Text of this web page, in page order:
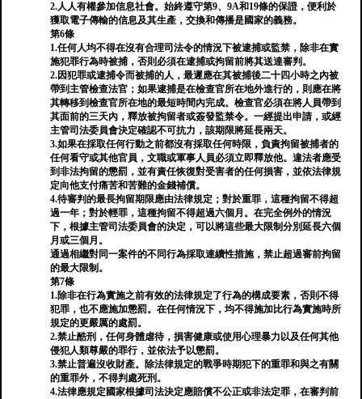
2.人人有權參加信息社會。始終遵守第9、9A和19條的保證，便利於
獲取電子傳輸的信息及其生產，交換和傳播是國家的義務。
第6條
1.任何人均不得在沒有合理司法令的情況下被逮捕或監禁，除非在實
施犯罪行為時被捕，否則必須在逮捕或拘留前將其送達審判。
2.因犯罪或逮捕令而被捕的人，最遲應在其被捕​​後二十四小時之內被
帶到主管檢查法官；如果逮捕是在檢查官所在地外進行的，則應在將
其轉移到檢查官所在地的最短時間內完成。檢查官必須在將人員帶到
其面前的三天內，釋放被拘留者或簽發監禁令。一經提出申請，或經
主管司法委員會決定確認不可抗力，該期限將延長兩天。
3.如果在採取任何行動之前都沒有採取任何時限，負責拘留被捕者的
任何看守或其他官員，文職或軍事人員必須立即釋放他。違法者應受
到非法拘留的懲罰，並有責任恢復對受害者的任何損害，並依法律規
定向他支付痛苦和苦難的金錢補償。
4.待審判的最長拘留期限應由法律規定；對於重罪，這種拘留不得超
過一年；對於輕罪，這種拘留不得超過六個月。在完全例外的情況
下，根據主管司法委員會的決定，可以將這些最大限制分別延長六個
月或三個月。
通過相繼對同一案件的不同行為採取連續性措施，禁止超過審前拘留
的最大限制。
第7條
1.除非在行為實施之前有效的法律規定了行為的構成要素，否則不得
犯罪，也不應施加懲罰。在任何情況下，均不得施加比行為實施時所
規定的更嚴厲的處罰。
2.禁止酷刑，任何身體虐待，損害健康或使用心理暴力以及任何其他
侵犯人類尊嚴的罪行，並依法予以懲罰。
3.禁止普遍沒收財產。除法律規定的戰爭時期犯下的重罪和與之有關
的重罪外，不得判處死刑。
4.法律應規定國家根據司法決定應賠償不公正或非法定罪，在審判前